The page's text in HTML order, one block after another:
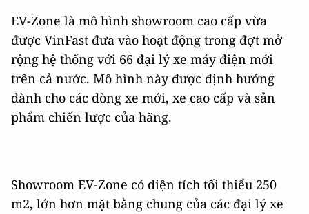
EV-Zone là mô hình showroom cao cấp vừa
được VinFast đưa vào hoạt động trong đợt mở
rộng hệ thống với 66 đại lý xe máy điện mới
trên cả nước. Mô hình này được định hướng
dành cho các dòng xe mới, xe cao cấp và sản
phẩm chiến lược của hãng.
Showroom EV-Zone có diện tích tối thiểu 250
m2, lớn hơn mặt bằng chung của các đại lý xe